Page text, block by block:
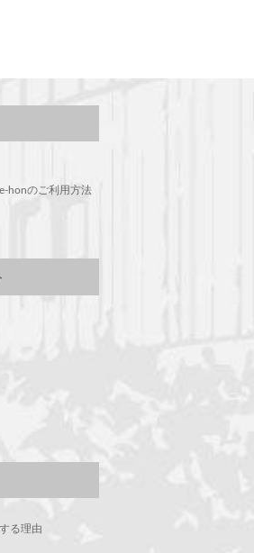
honのご利用方法
る理由